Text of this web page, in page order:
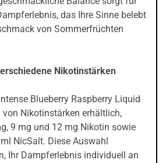
das Ihre Sinne belebt
von Sommerfrüchten
Nikotinstärken
Blueberry Raspberry Liquid
von Nikotinstärken erhältlich,
9 mg und 12 mg Nikotin sowie
NicSalt. Diese Auswahl
Ihr Dampferlebnis individuell an